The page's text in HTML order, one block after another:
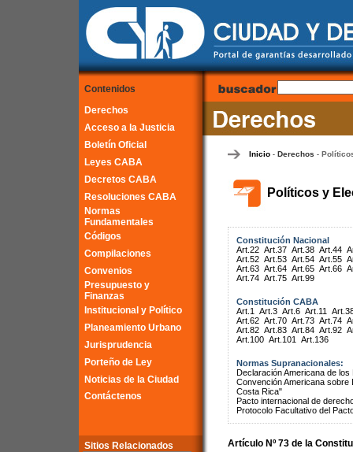
Contenidos
Derechos
Acceso a la Justicia
Boletín Oficial
Leyes CABA
Decretos CABA
Resoluciones CABA
Normas
Fundamentales
Códigos
Compilaciones
Convenios
Presupuesto y
Finanzas
Institucional y Político
Planeamiento Urbano
Jurisprudencia
Porteño de Ley
Noticias de la Ciudad
Contáctenos
Sitios Relacionados
Inicio- Derechos -
Políticos y
Constitución Nacional
Art.22 Art.37 Art.38 Art.44
Art.52 Art.53 Art.54 Art.55
Art.63 Art.64 Art.65 Art.66
Art.74 Art.75 Art.99
Constitución CABA
Art.1
Art.3 Art.6 Art.11
Art.62 Art.70 Art.73 Art.74
Art.82 Art.83 Art.84 Art.92
Art.100 Art.101 Art.136
Normas Supranacionales:
Declaración Americana de
Convención Americana
Costa Rica"
Pacto internacional de
Protocolo Facultativo del
Artículo Nº 73 de la